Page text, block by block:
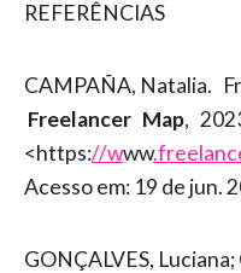
REFERÊNCIAS
CAMPAÑA, Natalia.
Freelancer Map,
<https://www
Acesso em: 19 de jun.
GONÇALVES,